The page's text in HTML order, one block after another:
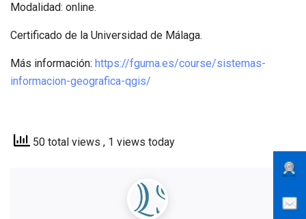
Modalidad: online.
Certificado de la Universidad de Málaga.
Más información: https://fguma.es/course/sistemas-
informacion-geografica-qgis/
50 total views , 1 views today